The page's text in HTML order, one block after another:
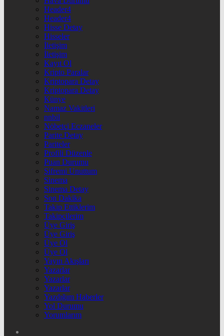
Header4
Header4
Hisse Detay
Hisseler
İletişim
İletişim
Kayıt Ol
Kripto Paralar
Kriptopara Detay
Kriptopara Detay
Künye
Namaz Vakitleri
nnbil
Nöbetçi Eczaneler
Parite Detay
Pariteler
Profili Düzenle
Puan Durumu
Şifremi Unuttum
Sinema
Sinema Detay
Son Dakika
Takip Ettiklerim
Takipçilerim
Üye Giriş
Üye Giriş
Üye Ol
Üye Ol
Yayın Akışları
Yazarlar
Yazarlar
Yazarlar
Yazdığım Haberler
Yol Durumu
Yorumlarım